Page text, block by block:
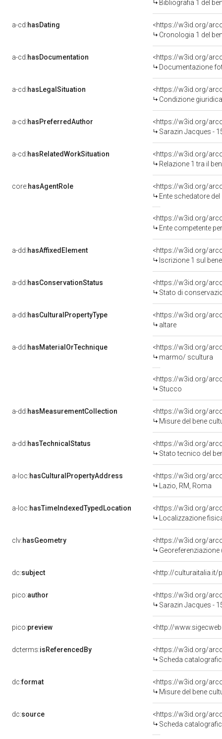
Bibliografia 1 del
a-cd:hasDating
<https://w3id.org/
Cronologia 1 del
a-cd:hasDocumentation
Documentazione
a-cd:hasLegalSituation
Condizione
a-cd:hasPreferredAuthor
<https://w3id.org/
Sarazin Jacques -
a-cd:hasRelatedWorkSituation
<https://w3id.org/
Relazione 1 tra il
core:hasAgentRole
<https://w3id.org/
Ente schedatore
<https://w3id.org/
Ente competente per
a-dd:hasAffixedElement
<https://w3id.org/
Iscrizione 1 sul
a-dd:hasConservationStatus
<https://w3id.org/
Stato di
a-dd:hasCulturalPropertyType
<https://w3id.org/
altare
a-dd:hasMaterialOrTechnique
<https://w3id.org/
marmo/ scultura
<https://w3id.org/
Stucco
a-dd:hasMeasurementCollection
<https://w3id.org/
Misure del bene
a-dd:hasTechnicalStatus
<https://w3id.org/
Stato tecnico del
a-loc:hasCulturalPropertyAddress
<https://w3id.org/
Lazio, RM, Roma
a-loc:hasTimeIndexedTypedLocation
<https://w3id.org/
Localizzazione
clv:hasGeometry
<https://w3id.org/
Georeferenziazione
dc:subject <http://culturaitalia.it/
pico:author
<https://w3id.org/
Sarazin Jacques -
pico:preview
dcterms:isReferencedBy
<https://w3id.org/
Scheda
dc:format
<https://w3id.org/
Misure del bene
dc:source
<https://w3id.org/
Scheda